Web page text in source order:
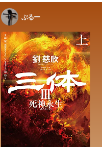
ぶるー